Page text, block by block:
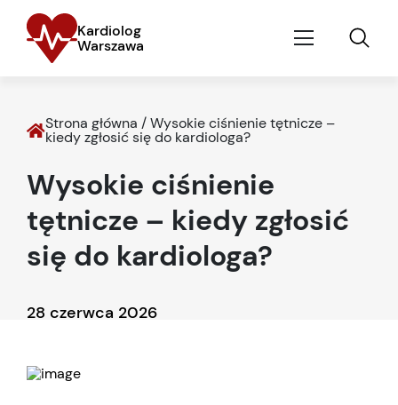
Kardiolog
Warszawa
Strona główna /Wysokie ciśnienie tętnicze –
kiedy zgłosić się do kardiologa?
Wysokie ciśnienie
tętnicze – kiedy zgłosić
się do kardiologa?
28 czerwca 2026